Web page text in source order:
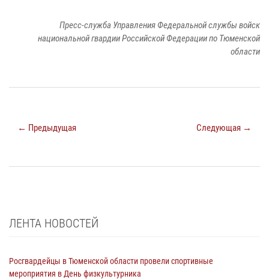
Пресс-служба Управления Федеральной службы войск
национальной гвардии Российской Федерации по Тюменской
области
← Предыдущая Следующая →
ЛЕНТА НОВОСТЕЙ
Росгвардейцы в Тюменской области провели спортивные
мероприятия в День физкультурника